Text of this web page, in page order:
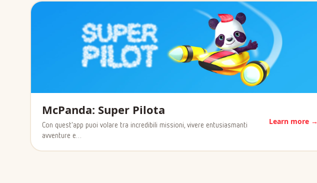
McPanda: Super Pilota
Con quest'app puoi volare tra incredibili missioni, vivere entusiasmanti
avventure e…
Learn more →